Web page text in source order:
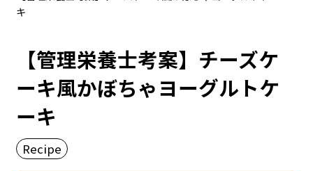
キ
【管理栄養士考案】チーズケ
ーキ風かぼちゃヨーグルトケ
ーキ
Recipe